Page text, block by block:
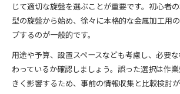
じて適切な旋盤を選ぶことが重要です。初心者
型の旋盤から始め、徐々に本格的な金属加工用
プするのが一般的です。
用途や予算、設置スペースなども考慮し、必要
わっているか確認しましょう。誤った選択は作
きく影響するため、事前の情報収集と比較検討が